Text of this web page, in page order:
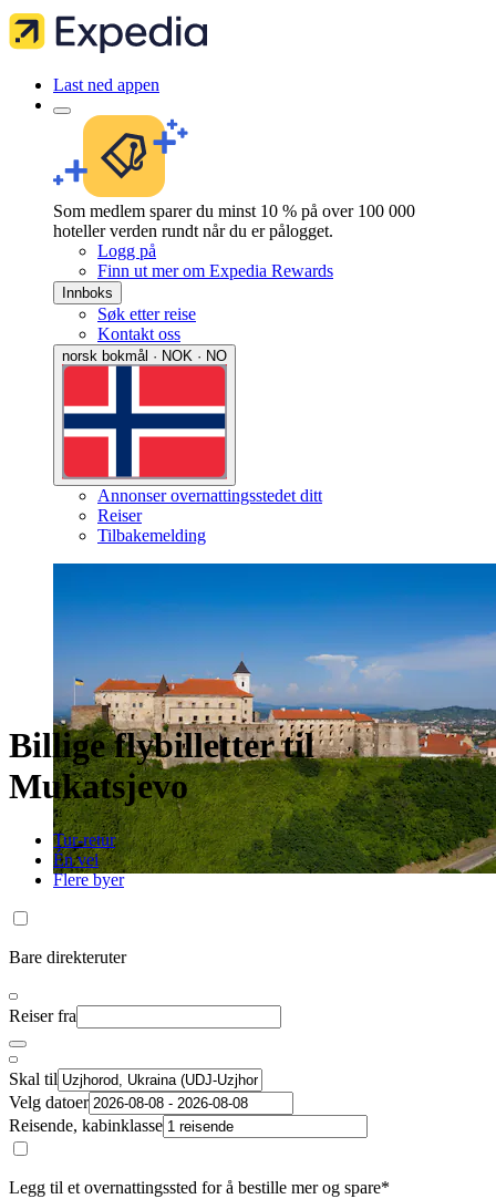
Last ned appen
Som medlem sparer du minst 10 % på over 100 000
hoteller verden rundt når du er pålogget.
Logg på
Finn ut mer om Expedia Rewards
Innboks
Søk etter reise
Kontakt oss
norsk bokmål · NOK · NO
Annonser overnattingsstedet ditt
Reiser
Tilbakemelding
Billige flybilletter til
Mukatsjevo
Tur-retur
Én vei
Flere byer
Bare direkteruter
Reiser fra
Skal til
Velg datoer
Reisende, kabinklasse
Legg til et overnattingssted for å bestille mer og spare*